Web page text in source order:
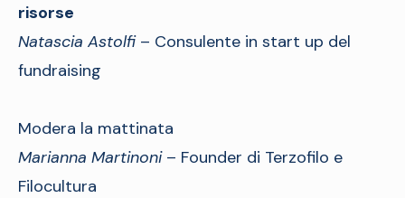
risorse
Natascia Astolfi– Consulente in start up del
fundraising
Modera la mattinata
Marianna Martinoni – Founder di Terzofilo e
Filocultura